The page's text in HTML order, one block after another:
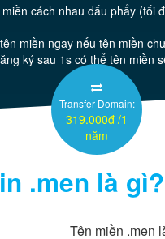
cách nhau dấu phẩy (tối
miền ngay nếu tên miền
ký sau 1s có thể tên miền
Transfer Domain:
319.000đ /1
năm
.men là gì?
Tên miền .men